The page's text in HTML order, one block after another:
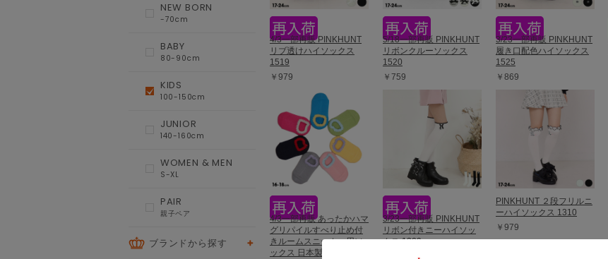
4/3一部再販 PINKHUNT
リブ透けハイソックス
1519
￥979
5/18一部再販 PINKHUNT
リボンクルーソックス
1520
￥759
3/23一部再販 PINKHUNT
履き口配色ハイソックス
1525
￥869
4/3一部再販 あったかハマ
グリパイルすべり止め付
きルームスニーカー用ソ
ックス 日本製 1109
3/23一部再販 PINKHUNT
リボン付きニーハイソッ
クス 1309
PINKHUNT ２段フリルニ
ーハイソックス 1310
￥979
NEW BORN
-70cm
BABY
80-90cm
KIDS
100-150cm
JUNIOR
140-160cm
WOMEN & MEN
S-XL
PAIR
親子ペア
ブランドから探す